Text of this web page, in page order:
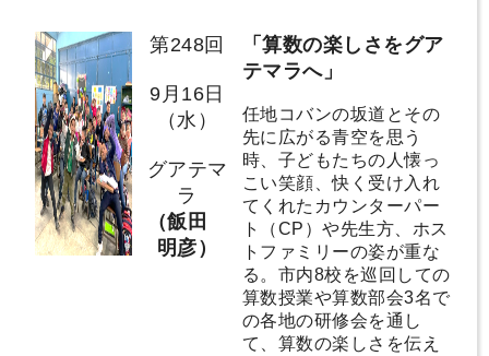
第248回
9月16日
（水）
グアテマ
ラ
（飯田
明彦）
「算数の楽しさをグア
テマラへ」
任地コバンの坂道とその
先に広がる青空を思う
時、子どもたちの人懐っ
こい笑顔、快く受け入れ
てくれたカウンターパー
ト（CP）や先生方、ホス
トファミリーの姿が重な
る。市内8校を巡回しての
算数授業や算数部会3名で
の各地の研修会を通し
て、算数の楽しさを伝え